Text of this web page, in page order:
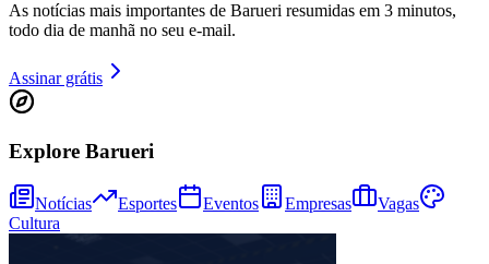
As notícias mais importantes de Barueri resumidas em 3 minutos,
todo dia de manhã no seu e-mail.
Assinar grátis
Explore Barueri
Notícias Esportes Eventos Empresas
Vagas
Cultura